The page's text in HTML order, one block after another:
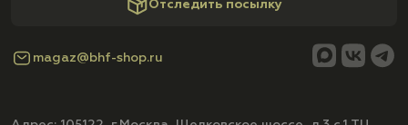
Отследить посылку
magaz@bhf-shop.ru